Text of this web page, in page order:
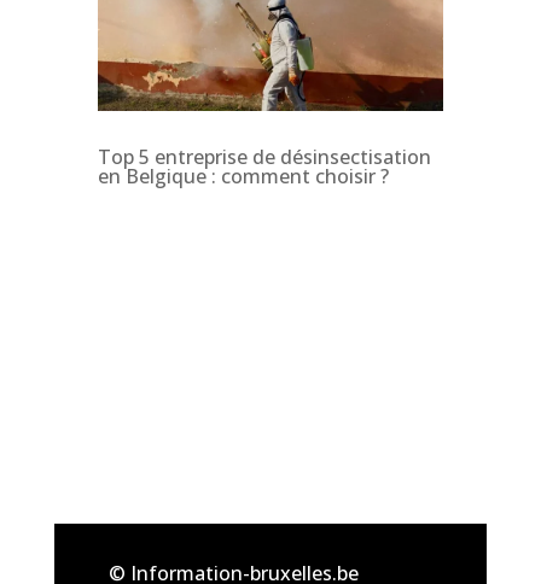
Top 5 entreprise de désinsectisation
en Belgique : comment choisir ?
© Information-bruxelles.be